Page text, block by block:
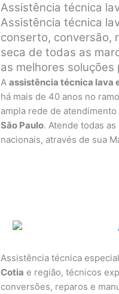
Assistência técnica
Assistência técnica
conserto, conversão,
seca de todas as
as melhores
Aassistência técnica lava
há mais de 40 anos no
ampla rede de
São Paulo. Atende todas
nacionais, através de sua
Assistência técnica
Cotia e região, técnicos
conversões, reparos e